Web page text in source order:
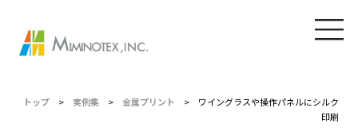
トップ > 実例集 >金属プリント > ワイングラスや操作パネルにシルク
印刷